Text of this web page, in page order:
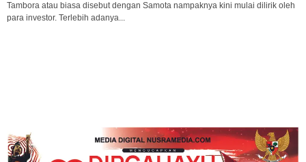
Tambora atau biasa disebut dengan Samota nampaknya kini mulai dilirik oleh
para investor. Terlebih adanya...